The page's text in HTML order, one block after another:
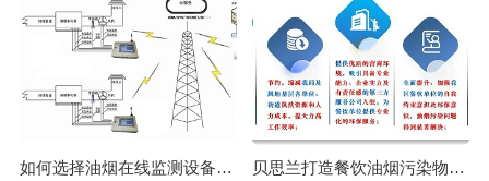
如何选择油烟在线监测设备？广州市油烟在线监测设备安装！ 贝思兰打造餐饮油烟污染物综合监管项目|＂监，管，治，帮，服＂五维一体，破解城市油烟污染难题！